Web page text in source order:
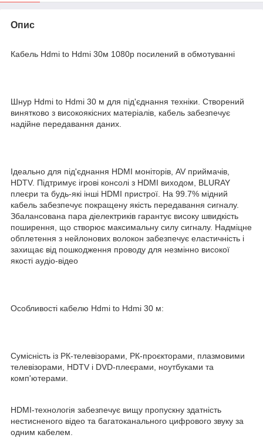
Опис
Кабель Hdmi to Hdmi 30м 1080p посилений в обмотуванні
Шнур Hdmi to Hdmi 30 м для під'єднання техніки. Створений
винятково з високоякісних матеріалів, кабель забезпечує
надійне передавання даних.
Ідеально для під'єднання HDMI моніторів, AV приймачів,
HDTV. Підтримує ігрові консолі з HDMI виходом, BLURAY
плеєри та будь-які інші HDMI пристрої. На 99.7% мідний
кабель забезпечує покращену якість передавання сигналу.
Збалансована пара діелектриків гарантує високу швидкість
поширення, що створює максимальну силу сигналу. Надміцне
обплетення з нейлонових волокон забезпечує еластичність і
захищає від пошкодження проводу для незмінно високої
якості аудіо-відео
Особливості кабелю Hdmi to Hdmi 30 м:
Сумісність із РК-телевізорами, РК-проєкторами, плазмовими
телевізорами, HDTV і DVD-плеєрами, ноутбуками та
комп'ютерами.
HDMI-технологія забезпечує вищу пропускну здатність
нестисненого відео та багатоканального цифрового звуку за
одним кабелем.